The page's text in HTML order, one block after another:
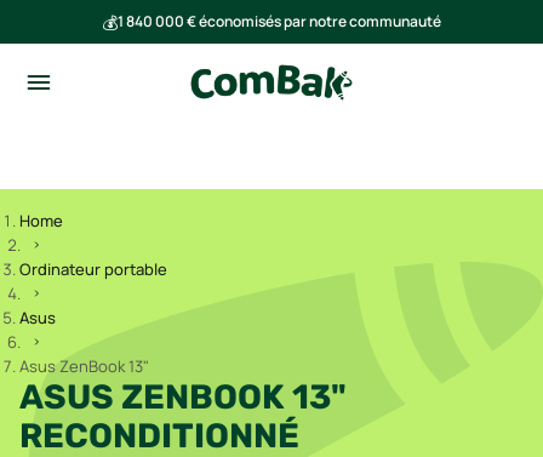
💰1 840 000 € économisés par notre communauté
Home
Ordinateur portable
Asus
Asus ZenBook 13"
ASUS ZENBOOK 13"
RECONDITIONNÉ